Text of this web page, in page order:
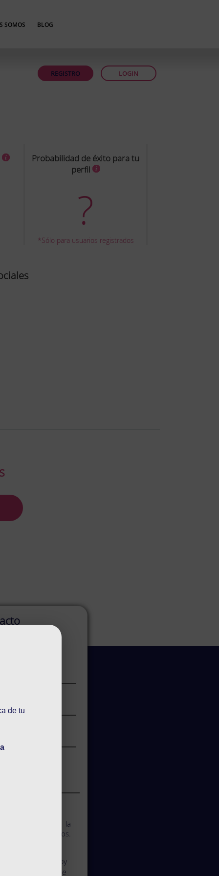
de tu
SOMOS BLOG
REGISTRO LOGIN
Probabilidad de éxito para tu
perfil
?
*Sólo para usuarios registrados
debes leer la
de datos.
y estoy
y uso de